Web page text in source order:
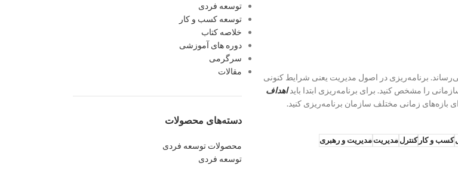
برنامه‌ریزی در اصول مدیریت یعنی شرایط کنونی
را مشخص کنید. برای برنامه‌ریزی ابتدا بایداهداف
بازه‌های زمانی مختلف سازمان برنامه‌ریزی کنید.
کسب و کار کنترل مدیریتمدیریت و رهبری
توسعه فردی
توسعه کسب و کار
خلاصه کتاب
دوره های آموزشی
سرگرمی
مقالات
دسته‌های محصولات
محصولات توسعه فردی
توسعه فردی